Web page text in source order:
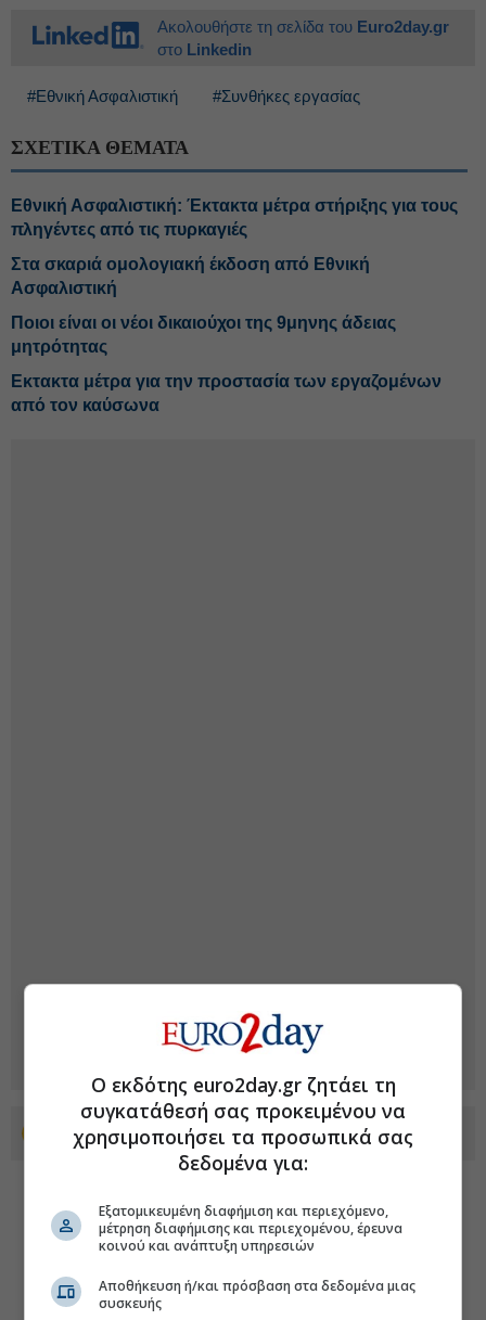
Ακολουθήστε τη σελίδα του Euro2day.gr
στο Linkedin
#Εθνική Ασφαλιστική #Συνθήκες εργασίας
ΣΧΕΤΙΚΑ ΘΕΜΑΤΑ
Εθνική Ασφαλιστική: Έκτακτα μέτρα στήριξης για τους
πληγέντες από τις πυρκαγιές
Στα σκαριά ομολογιακή έκδοση από Εθνική
Ασφαλιστική
Ποιοι είναι οι νέοι δικαιούχοι της 9μηνης άδειας
μητρότητας
Eκτακτα μέτρα για την προστασία των εργαζομένων
από τον καύσωνα
Προσθέστε το euro2day.gr στο Discover
Ο εκδότης euro2day.gr ζητάει τη
συγκατάθεσή σας προκειμένου να
χρησιμοποιήσει τα προσωπικά σας
δεδομένα για:
Εξατομικευμένη διαφήμιση και περιεχόμενο,
μέτρηση διαφήμισης και περιεχομένου, έρευνα
κοινού και ανάπτυξη υπηρεσιών
Αποθήκευση ή/και πρόσβαση στα δεδομένα μιας
συσκευής